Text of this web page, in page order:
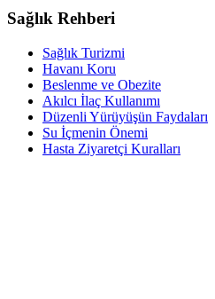
Sağlık Rehberi
Sağlık Turizmi
Havanı Koru
Beslenme ve Obezite
Akılcı İlaç Kullanımı
Düzenli Yürüyüşün Faydaları
Su İçmenin Önemi
Hasta Ziyaretçi Kuralları